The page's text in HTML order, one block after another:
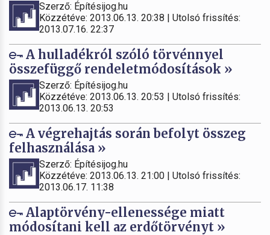
Szerző: Építésijog.hu
Közzétéve: 2013.06.13. 20:38 | Utolsó frissítés:
2013.07.16. 22:37
A hulladékról szóló törvénnyel
összefüggő rendeletmódosítások »
Szerző: Építésijog.hu
Közzétéve: 2013.06.13. 20:53 | Utolsó frissítés:
2013.06.13. 20:53
A végrehajtás során befolyt összeg
felhasználása »
Szerző: Építésijog.hu
Közzétéve: 2013.06.13. 21:00 | Utolsó frissítés:
2013.06.17. 11:38
Alaptörvény-ellenessége miatt
módosítani kell az erdőtörvényt »